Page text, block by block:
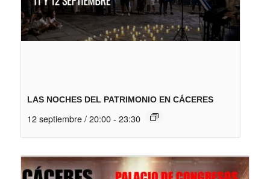
LAS NOCHES DEL PATRIMONIO EN CÁCERES
12 septiembre / 20:00 - 23:30